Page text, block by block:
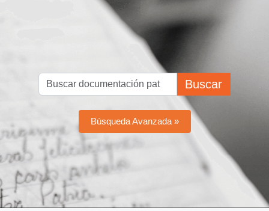
Buscar
Búsqueda Avanzada »